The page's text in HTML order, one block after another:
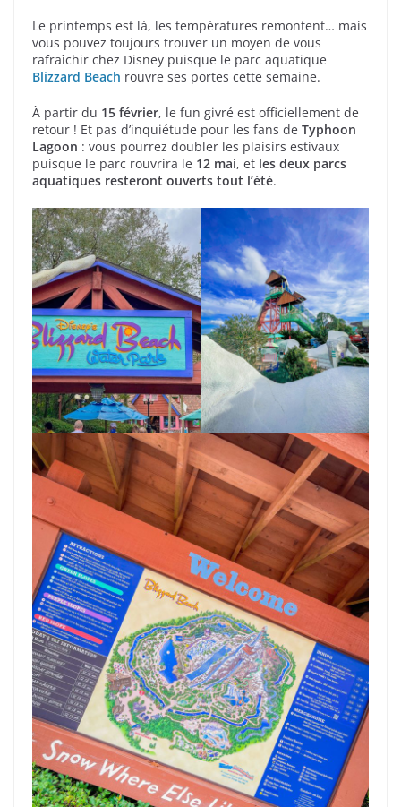
Le printemps est là, les températures remontent… mais
vous pouvez toujours trouver un moyen de vous
rafraîchir chez Disney puisque le parc aquatique
Blizzard Beach rouvre ses portes cette semaine.
À partir du 15 février, le fun givré est officiellement de
retour ! Et pas d’inquiétude pour les fans de Typhoon
Lagoon : vous pourrez doubler les plaisirs estivaux
puisque le parc rouvrira le 12 mai, et les deux parcs
aquatiques resteront ouverts tout l’été.